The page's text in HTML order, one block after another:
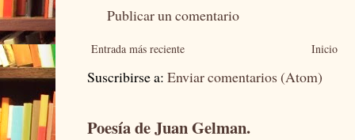
Publicar un comentario
Entrada más reciente Inicio
Suscribirse a: Enviar comentarios (Atom)
Poesía de Juan Gelman.